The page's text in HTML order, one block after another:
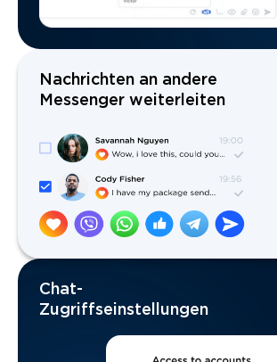
Nachrichten an andere
Messenger weiterleiten
Chat-
Zugriffseinstellungen